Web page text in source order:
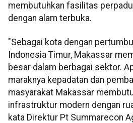
membutuhkan fasilitas
dengan alam terbuka.
"Sebagai kota dengan
Indonesia Timur, Makassar
besar dalam berbagai sektor.
maraknya kepadatan dan
masyarakat Makassar
infrastruktur modern dengan
kata Direktur Pt Summarecon